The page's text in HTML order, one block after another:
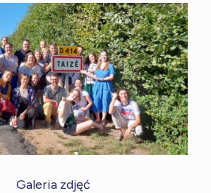
Galeria zdjęć